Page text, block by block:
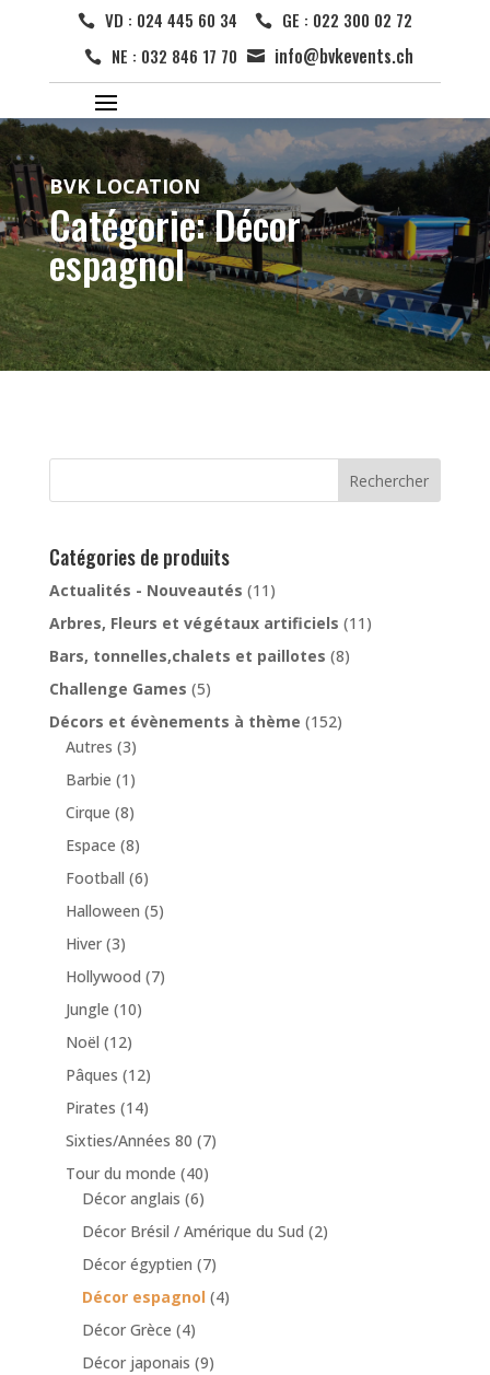
 VD : 024 445 60 34  GE : 022 300 02 72
 NE : 032 846 17 70  info@bvkevents.ch
BVK LOCATION
Catégorie: Décor
espagnol
Rechercher
Catégories de produits
Actualités - Nouveautés (11)
Arbres, Fleurs et végétaux artificiels (11)
Bars, tonnelles,chalets et paillotes (8)
Challenge Games (5)
Décors et évènements à thème (152)
Autres (3)
Barbie (1)
Cirque (8)
Espace (8)
Football (6)
Halloween (5)
Hiver (3)
Hollywood (7)
Jungle (10)
Noël (12)
Pâques (12)
Pirates (14)
Sixties/Années 80 (7)
Tour du monde (40)
Décor anglais (6)
Décor Brésil / Amérique du Sud (2)
Décor égyptien (7)
Décor espagnol (4)
Décor Grèce (4)
Décor japonais (9)